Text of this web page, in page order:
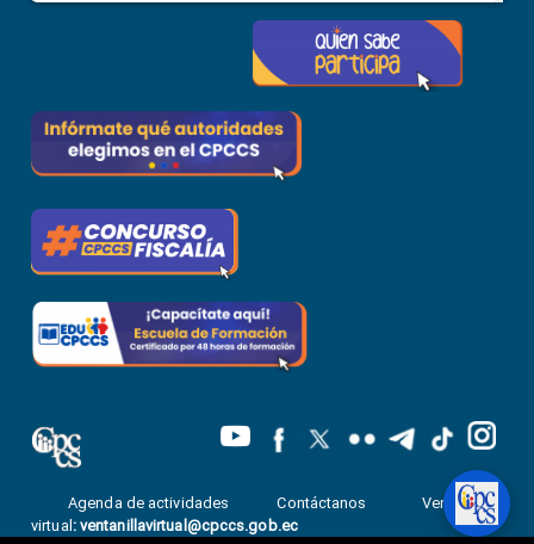
Agenda de actividades Contáctanos
Ventanilla
virtual : ventanillavirtual@cpccs.gob.ec